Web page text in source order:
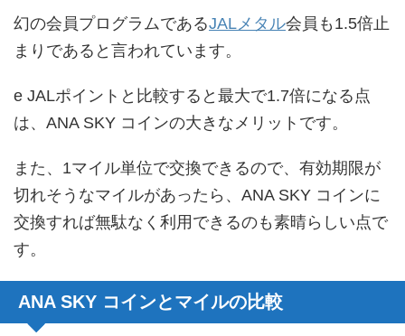
幻の会員プログラムであるJALメタル会員も1.5倍止
まりであると言われています。
e JALポイントと比較すると最大で1.7倍になる点
は、ANA SKY コインの大きなメリットです。
また、1マイル単位で交換できるので、有効期限が
切れそうなマイルがあったら、ANA SKY コインに
交換すれば無駄なく利用できるのも素晴らしい点で
す。
ANA SKY コインとマイルの比較